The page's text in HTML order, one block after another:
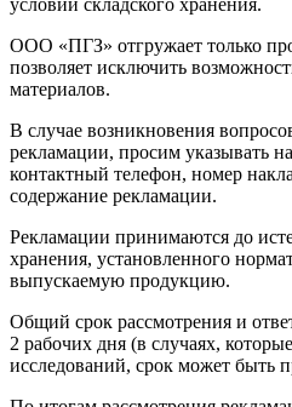
условий складского хранения.
ООО «ПГЗ» отгружает только
позволяет исключить
материалов.
В случае возникновения
рекламации, просим указывать
контактный телефон, номер
содержание рекламации.
Рекламации принимаются до
хранения, установленного
выпускаемую продукцию.
Общий срок рассмотрения и
2 рабочих дня (в случаях,
исследований, срок может быть